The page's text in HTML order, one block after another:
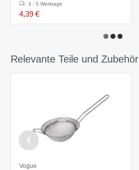
3 - 5 Werktage
4,39 €
Relevante Teile und Zubehör
Vogue